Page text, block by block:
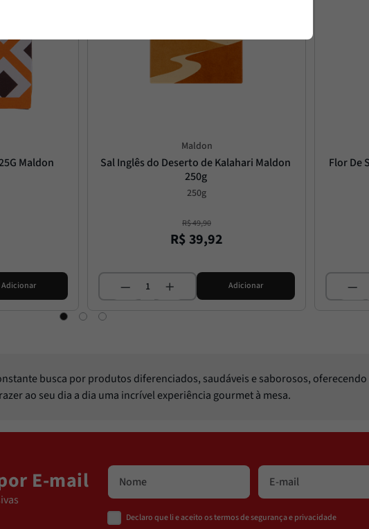
Maldon
Adicionar
Maldon
Sal Inglês do Deserto de Kalahari Maldon
250g
250g
R$49,90
R$39,92
Adicionar
Flor De
busca por produtos diferenciados, saudáveis e saborosos,
ao seu dia a dia uma incrível experiência gourmet à mesa.
E-mail
Declaro que li e aceito os termos de segurança e privacidade